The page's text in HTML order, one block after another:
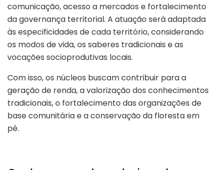
comunicação, acesso a mercados e fortalecimento
da governança territorial. A atuação será adaptada
às especificidades de cada território, considerando
os modos de vida, os saberes tradicionais e as
vocações socioprodutivas locais.
Com isso, os núcleos buscam contribuir para a
geração de renda, a valorização dos conhecimentos
tradicionais, o fortalecimento das organizações de
base comunitária e a conservação da floresta em
pé.